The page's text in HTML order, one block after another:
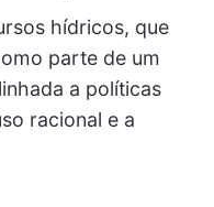
hídricos, que
parte de um
a políticas
racional e a